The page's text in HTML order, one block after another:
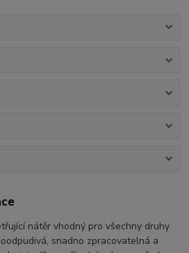
nátěr vhodný pro všechny druhy
snadno zpracovatelná a